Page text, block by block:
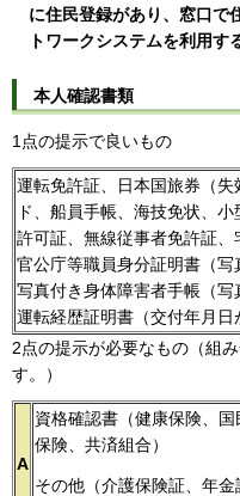
に住民登録があり、窓口で
トワークシステムを利用す
本人確認書類
1点の提示で良いもの
運転免許証、日本国旅券（
ド、船員手帳、海技免状、
許可証、無線従事者免許証、
官公庁等職員身分証明書（写
写真付き身体障害者手帳（写
運転経歴証明書（交付年月
2点の提示が必要なもの（組
す。）
A
資格確認書（健康保険、
保険、共済組合）
その他（介護保険証、年